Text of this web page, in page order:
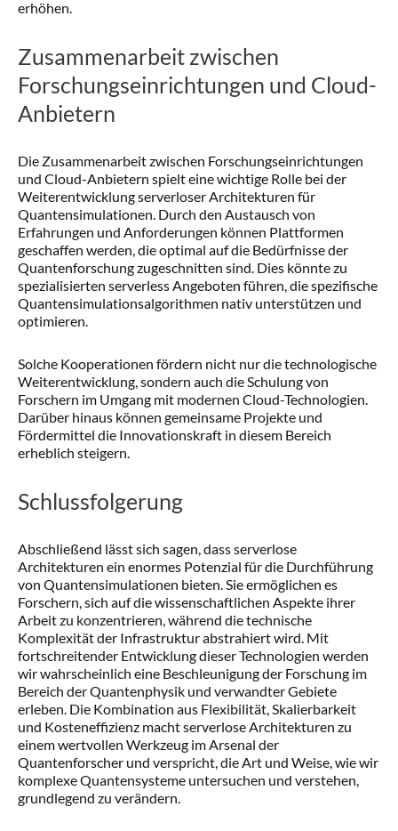
erhöhen.
Zusammenarbeit zwischen
Forschungseinrichtungen und Cloud-
Anbietern
Die Zusammenarbeit zwischen Forschungseinrichtungen
und Cloud-Anbietern spielt eine wichtige Rolle bei der
Weiterentwicklung serverloser Architekturen für
Quantensimulationen. Durch den Austausch von
Erfahrungen und Anforderungen können Plattformen
geschaffen werden, die optimal auf die Bedürfnisse der
Quantenforschung zugeschnitten sind. Dies könnte zu
spezialisierten serverless Angeboten führen, die spezifische
Quantensimulationsalgorithmen nativ unterstützen und
optimieren.
Solche Kooperationen fördern nicht nur die technologische
Weiterentwicklung, sondern auch die Schulung von
Forschern im Umgang mit modernen Cloud-Technologien.
Darüber hinaus können gemeinsame Projekte und
Fördermittel die Innovationskraft in diesem Bereich
erheblich steigern.
Schlussfolgerung
Abschließend lässt sich sagen, dass serverlose
Architekturen ein enormes Potenzial für die Durchführung
von Quantensimulationen bieten. Sie ermöglichen es
Forschern, sich auf die wissenschaftlichen Aspekte ihrer
Arbeit zu konzentrieren, während die technische
Komplexität der Infrastruktur abstrahiert wird. Mit
fortschreitender Entwicklung dieser Technologien werden
wir wahrscheinlich eine Beschleunigung der Forschung im
Bereich der Quantenphysik und verwandter Gebiete
erleben. Die Kombination aus Flexibilität, Skalierbarkeit
und Kosteneffizienz macht serverlose Architekturen zu
einem wertvollen Werkzeug im Arsenal der
Quantenforscher und verspricht, die Art und Weise, wie wir
komplexe Quantensysteme untersuchen und verstehen,
grundlegend zu verändern.